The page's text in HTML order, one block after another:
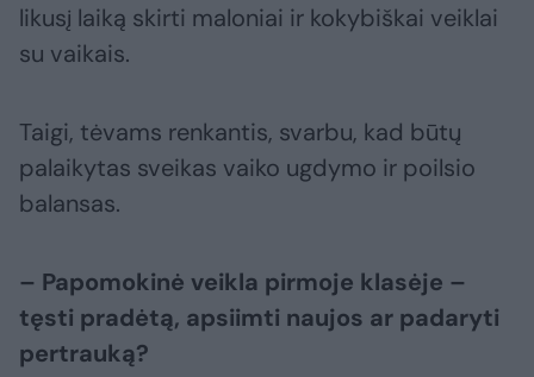
likusį laiką skirti maloniai ir kokybiškai veiklai
su vaikais.
Taigi, tėvams renkantis, svarbu, kad būtų
palaikytas sveikas vaiko ugdymo ir poilsio
balansas.
– Papomokinė veikla pirmoje klasėje –
tęsti pradėtą, apsiimti naujos ar padaryti
pertrauką?